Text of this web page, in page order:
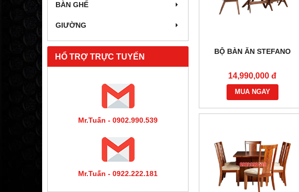
BÀN GHẾ
GIƯỜNG
HỔ TRỢ TRỰC TUYẾN
Mr.Tuấn - 0902.990.539
Mr.Tuấn - 0922.222.181
BỘ BÀN ĂN STEFANO
14,990,000 đ
MUA NGAY